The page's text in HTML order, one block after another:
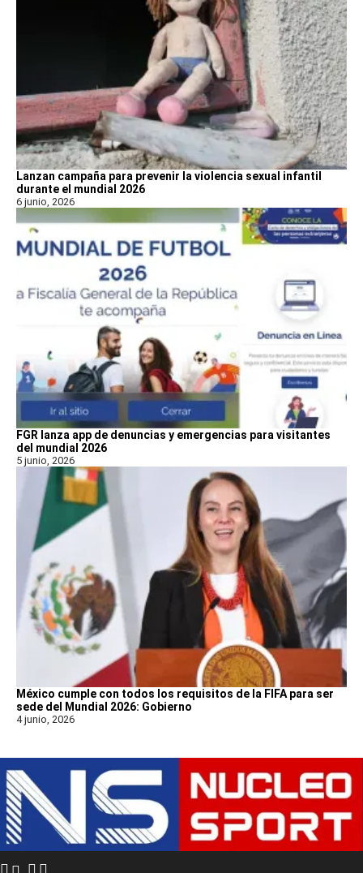
Lanzan campaña para prevenir la violencia sexual infantil
durante el mundial 2026
6 junio, 2026
FGR lanza app de denuncias y emergencias para visitantes
del mundial 2026
5 junio, 2026
México cumple con todos los requisitos de la FIFA para ser
sede del Mundial 2026: Gobierno
4 junio, 2026